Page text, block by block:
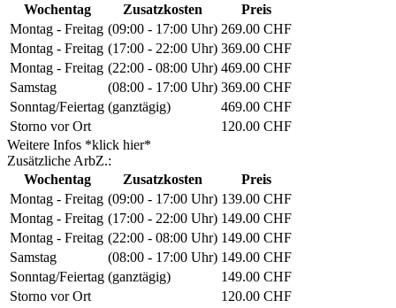
Wochentag Zusatzkosten
Preis
Montag - Freitag (09:00 - 17:00 Uhr) 269.00 CHF
Montag - Freitag (17:00 - 22:00 Uhr) 369.00 CHF
Montag - Freitag (22:00 - 08:00 Uhr) 469.00 CHF
Samstag
(08:00 - 17:00 Uhr) 369.00 CHF
Sonntag/Feiertag (ganztägig)
469.00 CHF
Storno vor Ort
120.00 CHF
Weitere Infos *klick hier*
Zusätzliche ArbZ.:
Wochentag
Zusatzkosten
Preis
Montag - Freitag (09:00 - 17:00 Uhr) 139.00 CHF
Montag - Freitag (17:00 - 22:00 Uhr) 149.00 CHF
Montag - Freitag (22:00 - 08:00 Uhr) 149.00 CHF
Samstag
(08:00 - 17:00 Uhr) 149.00 CHF
Sonntag/Feiertag (ganztägig)
149.00 CHF
Storno vor Ort
120.00 CHF